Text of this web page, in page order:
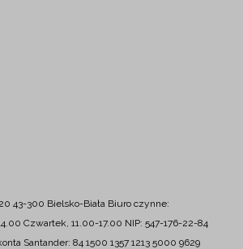
43-300 Bielsko-Biała Biuro czynne:
Czwartek, 11.00-17.00 NIP: 547-176-22-84
Santander: 84 1500 1357 1213 5000 9629